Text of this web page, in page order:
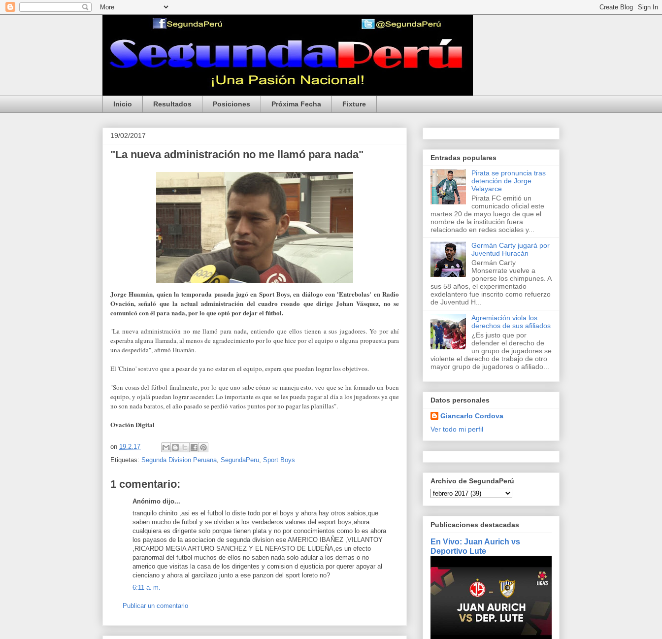
Inicio Resultados Posiciones Próxima Fecha Fixture
19/02/2017
"La nueva administración no me llamó para nada"
Jorge Huamán, quien la temporada pasada jugó en Sport Boys, en diálogo con 'Entrebolas' en Radio
Ovación, señaló que la actual administración del cuadro rosado que dirige Johan Vásquez, no se
comunicó con él para nada, por lo que optó por dejar el fútbol.
"La nueva administración no me llamó para nada, entiendo que ellos tienen a sus jugadores. Yo por ahí
esperaba alguna llamada, al menos de agradecimiento por lo que hice por el equipo o alguna propuesta para
una despedida", afirmó Huamán.
El 'Chino' sostuvo que a pesar de ya no estar en el equipo, espera que puedan lograr los objetivos.
"Son cosas del fútbol finalmente, por lo que uno sabe cómo se maneja esto, veo que se ha formado un buen
equipo, y ojalá puedan lograr ascender. Lo importante es que se les pueda pagar al día a los jugadores ya que
no son nada baratos, el año pasado se perdió varios puntos por no pagar las planillas".
Ovación Digital
on 19.2.17
Etiquetas: Segunda Division Peruana SegundaPeru Sport Boys
1 comentario:
Anónimo dijo...
tranquilo chinito ,asi es el futbol lo diste todo por el boys y ahora hay otros sabios,que
saben mucho de futbol y se olvidan a los verdaderos valores del esport boys,ahora
cualquiera es dirigente solo porque tienen plata y no por conocimientos como lo es ahora
los payasos de la asociacion de segunda division ese AMERICO IBAÑEZ ,VILLANTOY
,RICARDO MEGIA ARTURO SANCHEZ Y EL NEFASTO DE LUDEÑA,es un efecto
paranormal del futbol muchos de ellos no saben nada solo adular a los demas o no
americo que visitas la casa de los dirigentes y comision d ejusticia por querer apoyar al
cienciano y ahora al garcilazo junto a ese panzon del sport loreto no?
6:11 a. m.
Publicar un comentario
Entradas populares
Pirata se pronuncia tras
detención de Jorge
Velayarce
Pirata FC emitió un
comunicado oficial este
martes 20 de mayo luego de que el
nombre de la institución fuera
relacionado en redes sociales y...
Germán Carty jugará por
Juventud Huracán
Germán Carty
Monserrate vuelve a
ponerse los chimpunes. A
sus 58 años, el experimentado
exdelantero fue inscrito como refuerzo
de Juventud H...
Agremiación viola los
derechos de sus afiliados
¿Es justo que por
defender el derecho de
un grupo de jugadores se
violente el derecho de trabajo de otro
mayor grupo de jugadores o afiliado...
Datos personales
Giancarlo Cordova
Ver todo mi perfil
Archivo de SegundaPerú
Publicaciones destacadas
En Vivo: Juan Aurich vs
Deportivo Lute